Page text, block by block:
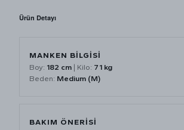
Ürün Detayı
MANKEN BİLGİSİ
Boy: 182 cm | Kilo: 71 kg
Beden: Medium (M)
BAKIM ÖNERİSİ